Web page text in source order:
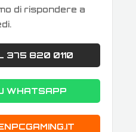
di rispondere a
375 820 0110
WHATSAPP